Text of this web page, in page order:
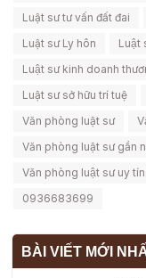
Luật sư tư vấn đất đai
Luật sư Ly hôn
Luật
Luật sư kinh doanh
Luật sư sở hữu trí tuệ
Văn phòng luật sư
Văn phòng luật sư gần
Văn phòng luật sư uy
0936683699
BÀI VIẾT MỚI